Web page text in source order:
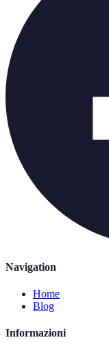
Navigation
Home
Blog
Informazioni